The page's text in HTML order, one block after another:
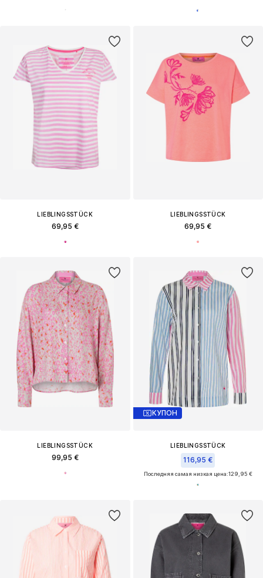
LIEBLINGSSTÜCK
69,95 €
LIEBLINGSSTÜCK
69,95 €
LIEBLINGSSTÜCK
99,95 €
КУПОН
LIEBLINGSSTÜCK
116,95 €
Последняя самая низкая цена:129,95 €